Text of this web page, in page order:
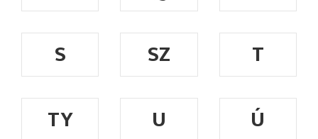
S
SZ
T
TY
U
Ú